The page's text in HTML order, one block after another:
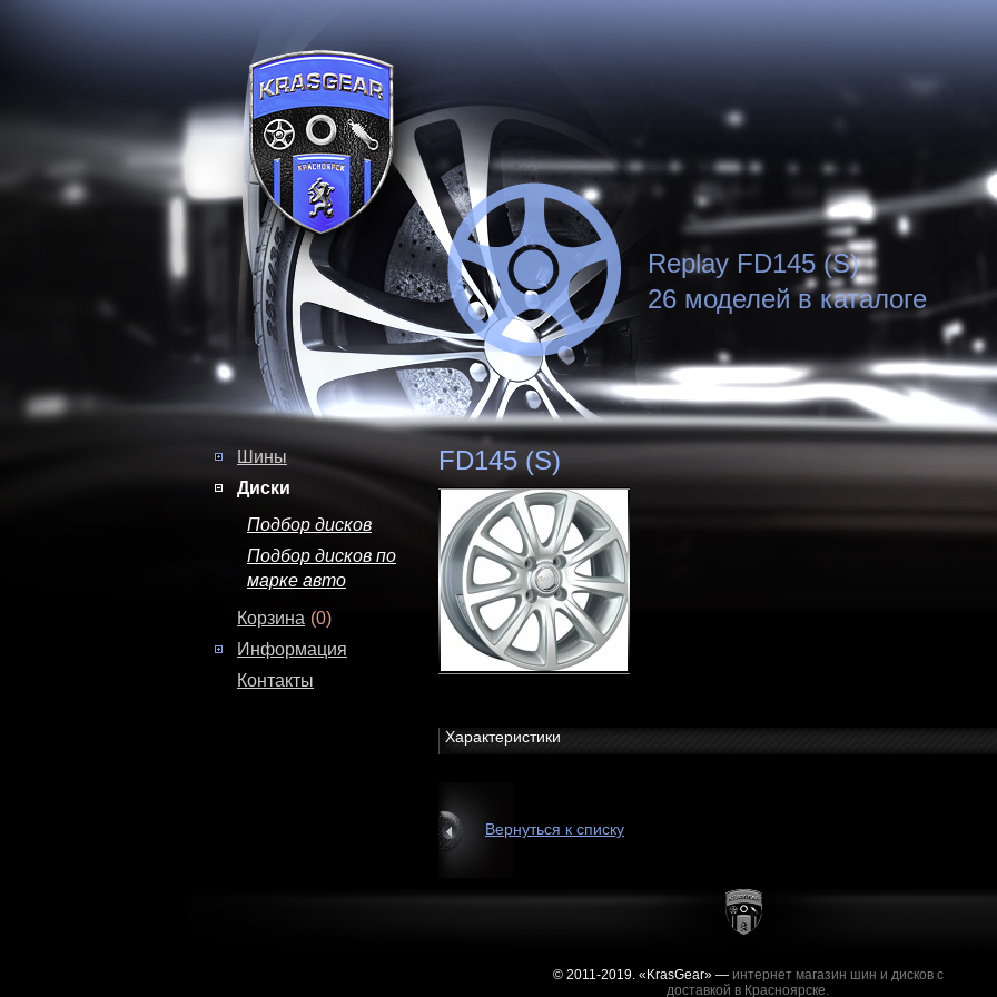
Replay FD145 (S)
26 моделей в каталоге
Шины
Диски
Подбор дисков
Подбор дисков по
марке авто
Корзина (0)
Информация
Контакты
FD145 (S)
Характеристики
Вернуться к списку
© 2011-2019. «KrasGear» — интернет магазин шин и дисков с
доставкой в Красноярске.